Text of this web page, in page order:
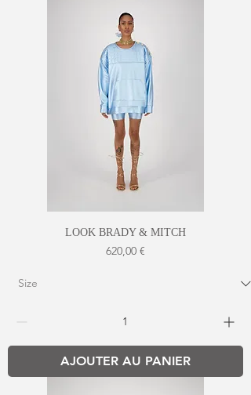
LOOK BRADY & MITCH
Prix
620,00 €
AJOUTER AU PANIER